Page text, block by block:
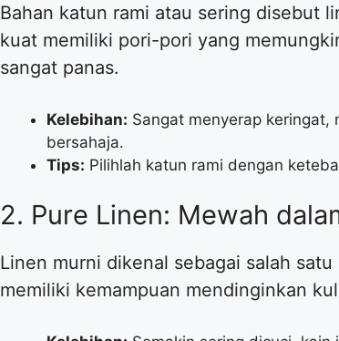
​Bahan katun rami atau sering disebut
kuat memiliki pori-pori yang
sangat panas.
Kelebihan: Sangat menyerap
bersahaja.
Tips: Pilihlah katun rami dengan
​2. Pure Linen: Mewah
​Linen murni dikenal sebagai salah
memiliki kemampuan mendinginkan